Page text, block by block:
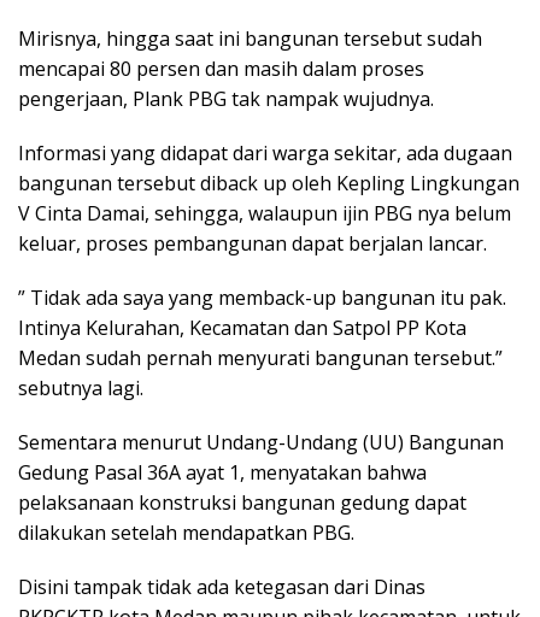
Mirisnya, hingga saat ini bangunan tersebut sudah
mencapai 80 persen dan masih dalam proses
pengerjaan, Plank PBG tak nampak wujudnya.
Informasi yang didapat dari warga sekitar, ada dugaan
bangunan tersebut diback up oleh Kepling Lingkungan
V Cinta Damai, sehingga, walaupun ijin PBG nya belum
keluar, proses pembangunan dapat berjalan lancar.
” Tidak ada saya yang memback-up bangunan itu pak.
Intinya Kelurahan, Kecamatan dan Satpol PP Kota
Medan sudah pernah menyurati bangunan tersebut.”
sebutnya lagi.
Sementara menurut Undang-Undang (UU) Bangunan
Gedung Pasal 36A ayat 1, menyatakan bahwa
pelaksanaan konstruksi bangunan gedung dapat
dilakukan setelah mendapatkan PBG.
Disini tampak tidak ada ketegasan dari Dinas